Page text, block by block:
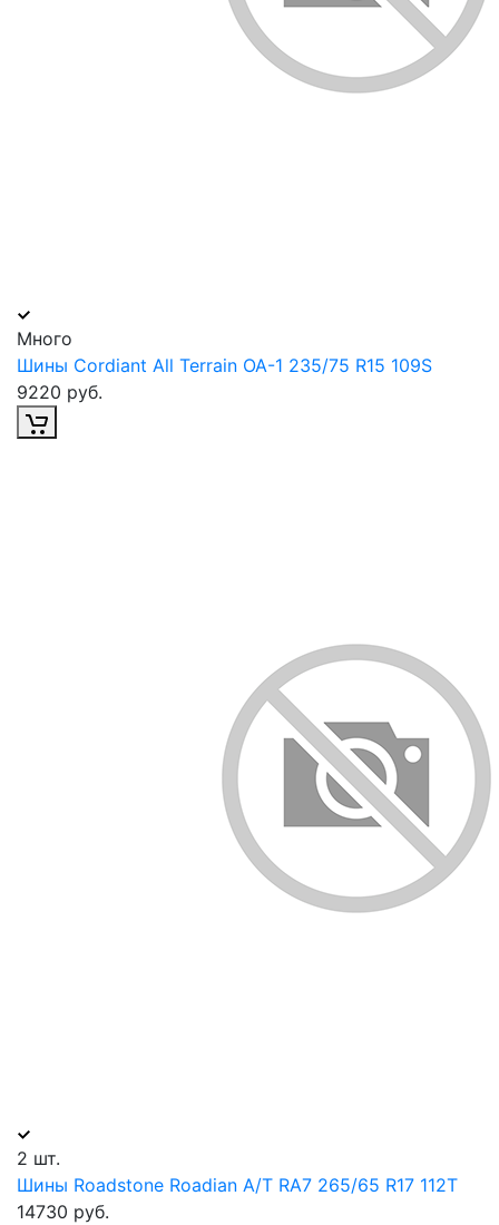
Много
Шины Cordiant All Terrain OA-1 235/75 R15 109S
9220 руб.
2 шт.
Шины Roadstone Roadian A/T RA7 265/65 R17 112T
14730 руб.